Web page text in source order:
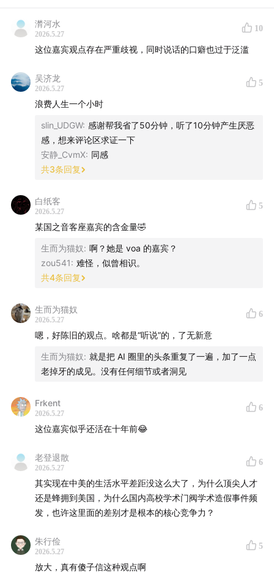
3）中美商业生态有着巨大的不同，美股最近半年看跌软
件股，原因是担心AI替代企业软件服务商，却同时也折射
这也是为什么Anthropic能反超OpenAI的原因。相比之
下，中国仍然延续2C领域的繁荣。值得我们深入思考的
播客录完，董洁林老师发现忘了聊AI对就业的影响，还特
别发了一段文字，分析AI对工作的替代对中美两大市场可
方面快速造成结构性失业。美国对冲AI的就业挑战有几个
缓冲垫：一是美国进出口贸易赤字比较大，AI提升效率之
后，可以进一步推动进口替代、推动GDP和国内就业增
长；其二可以淘汰外包的服务业，美国在印度、菲律宾等
国雇佣了数千万人从事服务业、可以部分用AI取代、部分
回归国内；其三是减少非法移民数量、保障国民就业率。
正好相反，因此AI造成的结构性失业比美国大很多。这也
是中美生态系统竞争非常重要的一部分。
嘉宾简介：董洁林，科技政策和科技史作者，著有《人类
潸河水
2026.5.27
10
这位嘉宾观点存在严重歧视，同时说话的口癖也过于泛滥
吴济龙
2026.5.27
5
浪费人生一个小时
slin_UDGW: 感谢帮我省了50分钟，听了10分钟产生厌恶
感，想来评论区求证一下
安静_CvmX: 同感
共3条回复
白纸客
2026.5.27
5
某国之音客座嘉宾的含金量🤣
生而为猫奴: 啊？她是 voa 的嘉宾？
zou541: 难怪，似曾相识。
共4条回复
生而为猫奴
2026.5.27
6
嗯，好陈旧的观点。啥都是“听说”的，了无新意
生而为猫奴: 就是把 AI 圈里的头条重复了一遍，加了一点
老掉牙的成见。没有任何细节或者洞见
Frkent
2026.5.27
6
这位嘉宾似乎还活在十年前😂
老登退散
2026.5.27
6
其实现在中美的生活水平差距没这么大了，为什么顶尖人才
还是蜂拥到美国，为什么国内高校学术门阀学术造假事件频
发，也许这里面的差别才是根本的核心竞争力？
朱行俭
2026.5.27
5
放大，真有傻子信这种观点啊